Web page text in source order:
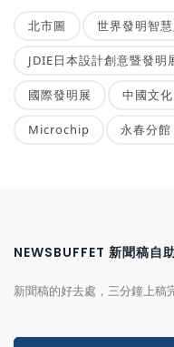
北市圖 世界發明智
JDIE日本設計創意暨發明
國際發明展 中國文
Microchip 永春分館
NEWSBUFFET 新聞稿自
新聞稿的好去處，三分鐘上稿